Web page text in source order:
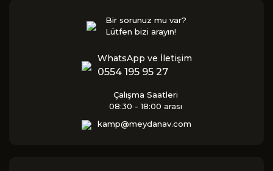
Bir sorunuz mu var?
Lütfen bizi arayın!
WhatsApp ve İletişim
0554 195 95 27
Çalışma Saatleri
08:30 - 18:00 arası
kamp@meydanav.com